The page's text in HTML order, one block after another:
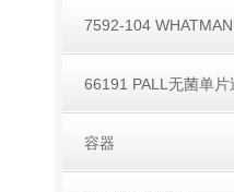
66191 PALL无菌单片
容器